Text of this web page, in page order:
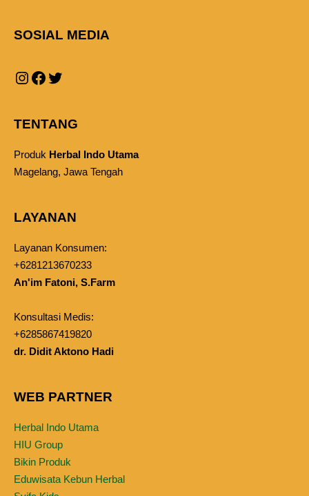
SOSIAL MEDIA
TENTANG
Produk Herbal Indo Utama
Magelang, Jawa Tengah
LAYANAN
Layanan Konsumen:
+6281213670233
An'im Fatoni, S.Farm
Konsultasi Medis:
+6285867419820
dr. Didit Aktono Hadi
WEB PARTNER
Herbal Indo Utama
HIU Group
Bikin Produk
Eduwisata Kebun Herbal